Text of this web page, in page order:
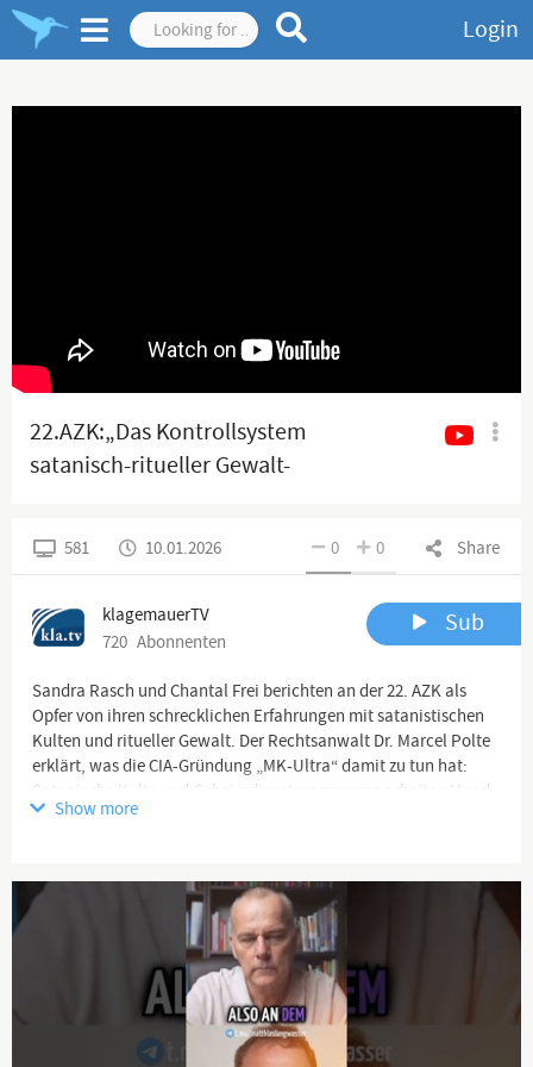
Login
22.AZK:„Das Kontrollsystem
satanisch-ritueller Gewalt-
www.kla.tv/39775
Share
0 0
581 10.01.2026
klagemauerTV
720 Abonnenten
Sub
Sandra Rasch und Chantal Frei berichten an der 22. AZK als
Opfer von ihren schrecklichen Erfahrungen mit satanistischen
Kulten und ritueller Gewalt. Der Rechtsanwalt Dr. Marcel Polte
erklärt, was die CIA-Gründung „MK-Ultra“ damit zu tun hat:
Satanische Kulte und Geheimdienstprogramme arbeiten Hand
in Hand. Wenn über rituelle Gewalt und Mind Control
Wissen missbrauchen zur Errichtung eines satanischen
HD-Video & Download:
https://www.kla.tv/39775
Video-Text & Quellen:
Show more